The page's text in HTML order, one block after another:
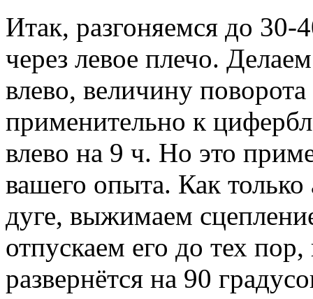
Итак, разгоняемся до 30-
через левое плечо.
влево, величину
применительно к
влево на 9 ч. Но это
вашего опыта. Как только
дуге, выжимаем
отпускаем его до тех
развернётся на 90